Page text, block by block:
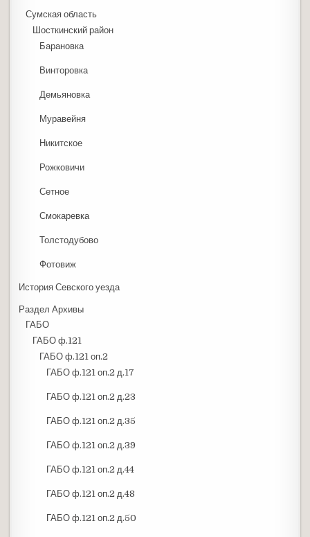
Сумская область
Шосткинский район
Барановка
Винторовка
Демьяновка
Муравейня
Никитское
Рожковичи
Сетное
Смокаревка
Толстодубово
Фотовиж
История Севского уезда
Раздел Архивы
ГАБО
ГАБО ф.121
ГАБО ф.121 оп.2
ГАБО ф.121 оп.2 д.17
ГАБО ф.121 оп.2 д.23
ГАБО ф.121 оп.2 д.35
ГАБО ф.121 оп.2 д.39
ГАБО ф.121 оп.2 д.44
ГАБО ф.121 оп.2 д.48
ГАБО ф.121 оп.2 д.50